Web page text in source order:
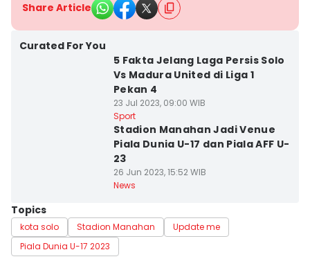
Share Article
Curated For You
5 Fakta Jelang Laga Persis Solo
Vs Madura United di Liga 1
Pekan 4
23 Jul 2023, 09:00 WIB
Sport
Stadion Manahan Jadi Venue
Piala Dunia U-17 dan Piala AFF U-
23
26 Jun 2023, 15:52 WIB
News
Topics
kota solo Stadion Manahan
Update me
Piala Dunia U-17 2023